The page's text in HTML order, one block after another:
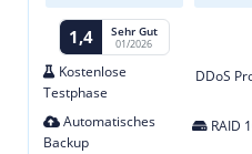
1,4 Sehr Gut
01/2026
Kostenlose
Testphase
DDoS
Automatisches
Backup
RAID